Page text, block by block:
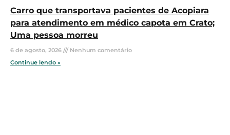
Carro que transportava pacientes de Acopiara
para atendimento em médico capota em Crato;
Uma pessoa morreu
6 de agosto, 2026
Nenhum comentário
Continue lendo »